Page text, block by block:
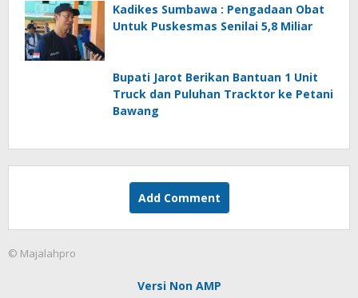
Kadikes Sumbawa : Pengadaan Obat
Untuk Puskesmas Senilai 5,8 Miliar
Bupati Jarot Berikan Bantuan 1 Unit
Truck dan Puluhan Tracktor ke Petani
Bawang
Add Comment
© Majalahpro
Versi Non AMP